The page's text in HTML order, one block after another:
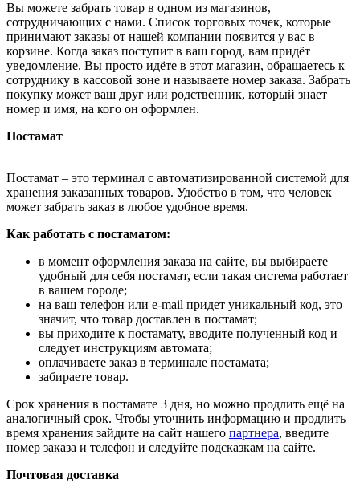
Вы можете забрать товар в одном из магазинов,
сотрудничающих с нами. Список торговых точек, которые
принимают заказы от нашей компании появится у вас в
корзине. Когда заказ поступит в ваш город, вам придёт
уведомление. Вы просто идёте в этот магазин, обращаетесь к
сотруднику в кассовой зоне и называете номер заказа. Забрать
покупку может ваш друг или родственник, который знает
номер и имя, на кого он оформлен.
Постамат
Постамат – это терминал с автоматизированной системой для
хранения заказанных товаров. Удобство в том, что человек
может забрать заказ в любое удобное время.
Как работать с постаматом:
в момент оформления заказа на сайте, вы выбираете
удобный для себя постамат, если такая система работает
в вашем городе;
на ваш телефон или e-mail придет уникальный код, это
значит, что товар доставлен в постамат;
вы приходите к постамату, вводите полученный код и
следует инструкциям автомата;
оплачиваете заказ в терминале постамата;
забираете товар.
Срок хранения в постамате 3 дня, но можно продлить ещё на
аналогичный срок. Чтобы уточнить информацию и продлить
время хранения зайдите на сайт нашего партнера, введите
номер заказа и телефон и следуйте подсказкам на сайте.
Почтовая доставка